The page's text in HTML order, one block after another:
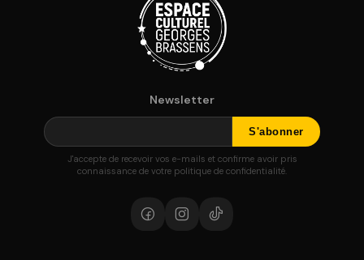
Newsletter
J'accepte de recevoir vos e-mails et confirme avoir pris
connaissance de votre politique de confidentialité.